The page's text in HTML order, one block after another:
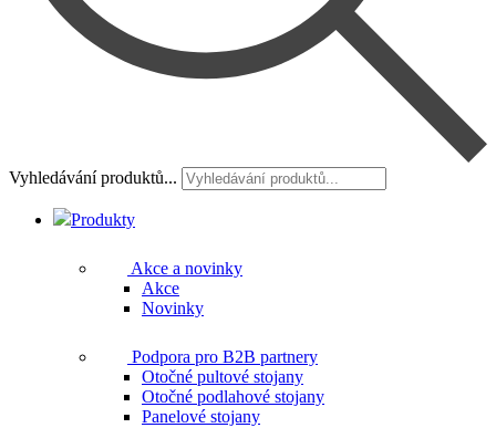
Vyhledávání produktů...
Produkty
Akce a novinky
Akce
Novinky
Podpora pro B2B partnery
Otočné pultové stojany
Otočné podlahové stojany
Panelové stojany